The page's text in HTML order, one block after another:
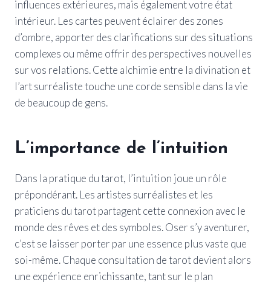
influences extérieures, mais également votre état
intérieur. Les cartes peuvent éclairer des zones
d’ombre, apporter des clarifications sur des situations
complexes ou même offrir des perspectives nouvelles
sur vos relations. Cette alchimie entre la divination et
l’art surréaliste touche une corde sensible dans la vie
de beaucoup de gens.
L’importance de l’intuition
Dans la pratique du tarot, l’intuition joue un rôle
prépondérant. Les artistes surréalistes et les
praticiens du tarot partagent cette connexion avec le
monde des rêves et des symboles. Oser s’y aventurer,
c’est se laisser porter par une essence plus vaste que
soi-même. Chaque consultation de tarot devient alors
une expérience enrichissante, tant sur le plan